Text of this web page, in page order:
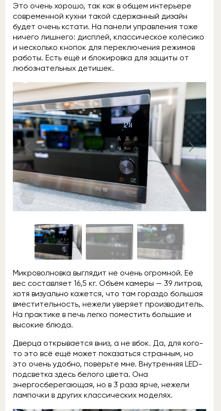
Это очень хорошо, так как в общем интерьере
современной кухни такой сдержанный дизайн
будет очень кстати. На панели управления тоже
ничего лишнего: дисплей, классическое колёсико
и несколько кнопок для переключения режимов
работы. Есть ещё и блокировка для защиты от
любознательных детишек.
Микроволновка выглядит не очень огромной. Её
вес составляет 16,5 кг. Объём камеры — 39 литров,
хотя визуально кажется, что там гораздо большая
вместительность, нежели уверяет производитель.
На практике в печь легко поместить большие и
высокие блюда.
Дверца открывается вниз, а не вбок. Да, для кого-
то это всё ещё может показаться странным, но
это очень удобно, поверьте мне. Внутренняя LED-
подсветка здесь белого цвета. Она
энергосберегающая, но в 3 раза ярче, нежели
лампочки в других классических моделях.